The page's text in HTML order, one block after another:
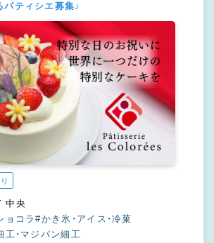
パティシエ募集♪
埼玉県 三郷市 中央
ョコラ#かき氷・アイス・冷菓
工・マジパン細工